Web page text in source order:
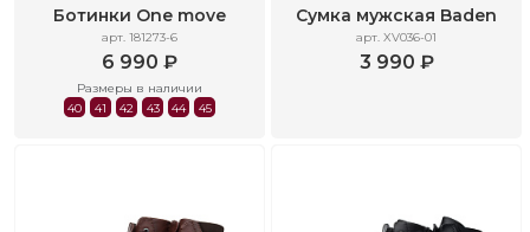
Ботинки One move
арт. 181273-6
6 990 ₽
Размеры в наличии
40
41 42 43 44 45
Сумка мужская Baden
арт. XV036-01
3 990 ₽